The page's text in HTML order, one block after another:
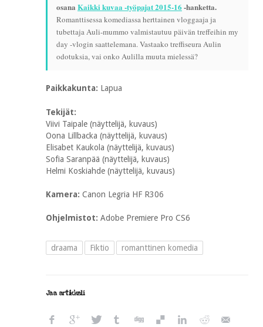
osana Kaikki kuvaa -työpajat 2015-16 -hanketta.
Romanttisessa komediassa herttainen vloggaaja ja
tubettaja Auli-mummo valmistautuu päivän treffeihin my
day -vlogin saattelemana. Vastaako treffiseura Aulin
odotuksia, vai onko Aulilla muuta mielessä?
Paikkakunta: Lapua
Tekijät:
Viivi Taipale (näyttelijä, kuvaus)
Oona Lillbacka (näyttelijä, kuvaus)
Elisabet Kaukola (näyttelijä, kuvaus)
Sofia Saranpää (näyttelijä, kuvaus)
Helmi Koskiahde (näyttelijä, kuvaus)
Kamera: Canon Legria HF R306
Ohjelmistot: Adobe Premiere Pro CS6
draama Fiktio romanttinen komedia
Jaa artikkeli